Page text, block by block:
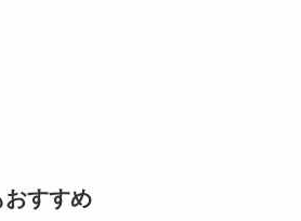
おすすめ